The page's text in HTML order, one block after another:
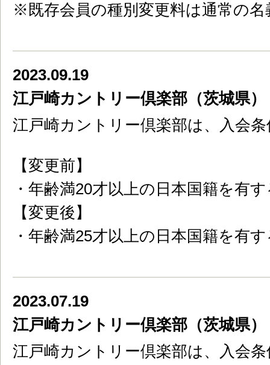
※既存会員の種別変更料は通常の
2023.09.19
江戸崎カントリー倶楽部（茨城県
江戸崎カントリー倶楽部は、入会
【変更前】
・年齢満20才以上の日本国籍を有
【変更後】
・年齢満25才以上の日本国籍を有
2023.07.19
江戸崎カントリー倶楽部（茨城県
江戸崎カントリー倶楽部は、入会